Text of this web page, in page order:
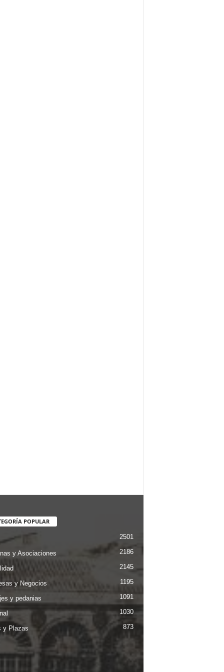
POPULAR
2501
y Asociaciones 2186
2145
y Negocios 1195
y pedanias 1091
1030
y Plazas 873